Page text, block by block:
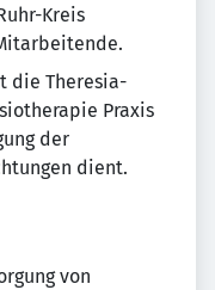
Kreis
die Theresia-
Praxis
der
dient.
von